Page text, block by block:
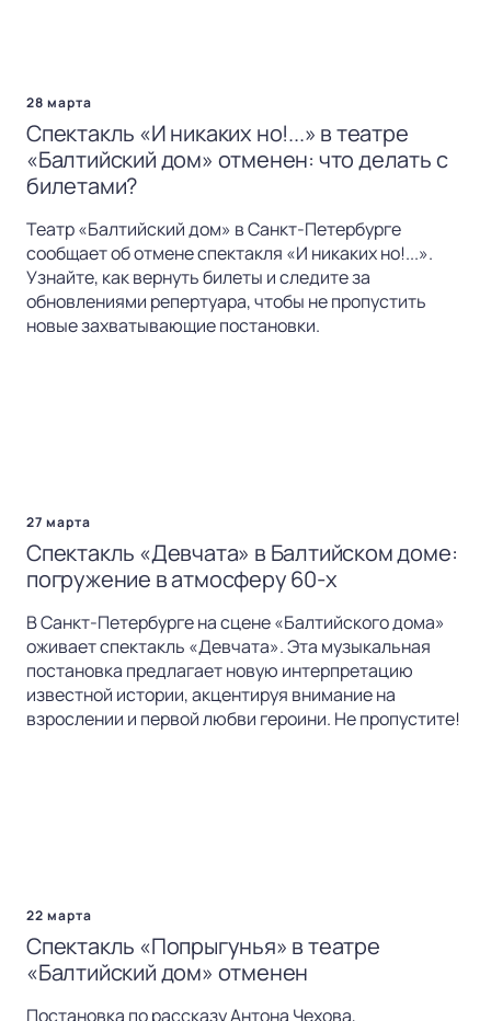
28 марта
Спектакль «И никаких но!...» в театре
«Балтийский дом» отменен: что делать с
билетами?
Театр «Балтийский дом» в Санкт-Петербурге
сообщает об отмене спектакля «И никаких но!...».
Узнайте, как вернуть билеты и следите за
обновлениями репертуара, чтобы не пропустить
новые захватывающие постановки.
27 марта
Спектакль «Девчата» в Балтийском доме:
погружение в атмосферу 60-х
В Санкт-Петербурге на сцене «Балтийского дома»
оживает спектакль «Девчата». Эта музыкальная
постановка предлагает новую интерпретацию
известной истории, акцентируя внимание на
взрослении и первой любви героини. Не пропустите!
22 марта
Спектакль «Попрыгунья» в театре
«Балтийский дом» отменен
Постановка по рассказу Антона Чехова,